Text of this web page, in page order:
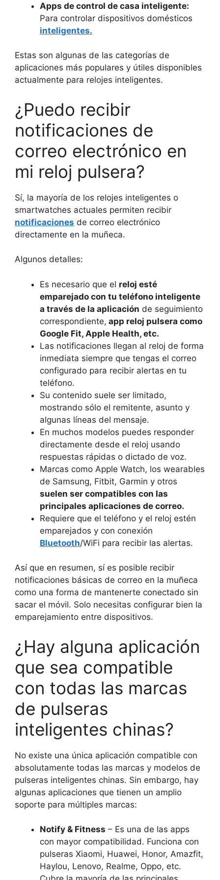
Apps de control de casa inteligente:
Para controlar dispositivos domésticos
inteligentes.
Estas son algunas de las categorías de
aplicaciones más populares y útiles disponibles
actualmente para relojes inteligentes.
¿Puedo recibir
notificaciones de
correo electrónico en
mi reloj pulsera?
Sí, la mayoría de los relojes inteligentes o
smartwatches actuales permiten recibir
notificaciones de correo electrónico
directamente en la muñeca.
Algunos detalles:
Es necesario que el reloj esté
emparejado con tu teléfono inteligente
a través de la aplicación de seguimiento
correspondiente, app reloj pulsera como
Google Fit, Apple Health, etc.
Las notificaciones llegan al reloj de forma
inmediata siempre que tengas el correo
configurado para recibir alertas en tu
teléfono.
Su contenido suele ser limitado,
mostrando sólo el remitente, asunto y
algunas líneas del mensaje.
En muchos modelos puedes responder
directamente desde el reloj usando
respuestas rápidas o dictado de voz.
Marcas como Apple Watch, los wearables
de Samsung, Fitbit, Garmin y otros
suelen ser compatibles con las
principales aplicaciones de correo.
Requiere que el teléfono y el reloj estén
emparejados y con conexión
Bluetooth/WiFi para recibir las alertas.
Así que en resumen, sí es posible recibir
notificaciones básicas de correo en la muñeca
como una forma de mantenerte conectado sin
sacar el móvil. Solo necesitas configurar bien la
emparejamiento entre dispositivos.
¿Hay alguna aplicación
que sea compatible
con todas las marcas
de pulseras
inteligentes chinas?
No existe una única aplicación compatible con
absolutamente todas las marcas y modelos de
pulseras inteligentes chinas. Sin embargo, hay
algunas aplicaciones que tienen un amplio
soporte para múltiples marcas:
Notify & Fitness – Es una de las apps
con mayor compatibilidad. Funciona con
pulseras Xiaomi, Huawei, Honor, Amazfit,
Haylou, Lenovo, Realme, Oppo, etc.